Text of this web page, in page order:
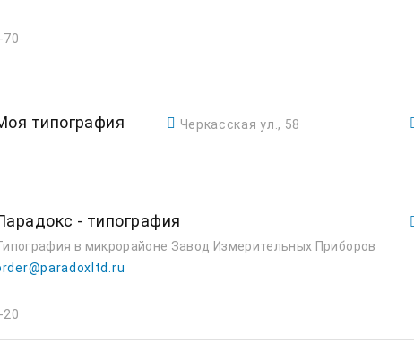
70
типография Черкасская ул., 58
- типография
в микрорайоне Завод Измерительных Приборов
20